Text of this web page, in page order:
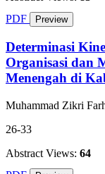
PDF
Preview
Determinasi
Organisasi dan
Menengah di
Muhammad Zikri
26-33
Abstract Views: 64